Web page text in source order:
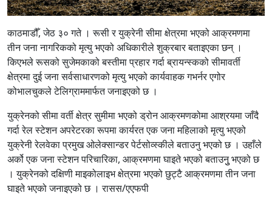
काठमाडौँ, जेठ ३० गते । रूसी र युक्रेनी सीमा क्षेत्रमा भएको आक्रमणमा
तीन जना नागरिकको मृत्यु भएको अधिकारीले शुक्रबार बताइएका छन् ।
किएभले रूसको सुजेमकाको बस्तीमा प्रहार गर्दा ब्रायन्स्कको सीमावर्ती
क्षेत्रमा दुई जना सर्वसाधारणको मृत्यु भएको कार्यवाहक गभर्नर एगोर
कोभालचुकले टेलिग्राममार्फत जनाइएको छ ।
युक्रेनको सीमा वर्ती क्षेत्र सुमीमा भएको ड्रोन आक्रमणकोमा आश्रयमा जाँदै
गर्दा रेल स्टेशन अपरेटरका रूपमा कार्यरत एक जना महिलाको मृत्यु भएको
युक्रेनी रेलवेका प्रमुख ओलेक्सान्डर पेर्टसोव्स्कीले बताउनु भएको छ । उहाँले
अर्को एक जना स्टेशन परिचारिका, आक्रमणमा घाइते भएको बताउनुु भएको छ
। युक्रेनको दक्षिणी माइकोलाइभ क्षेत्रमा भएको छुट्टै आक्रमणमा तीन जना
घाइते भएको जनाइएको छ । रासस/एएफपी